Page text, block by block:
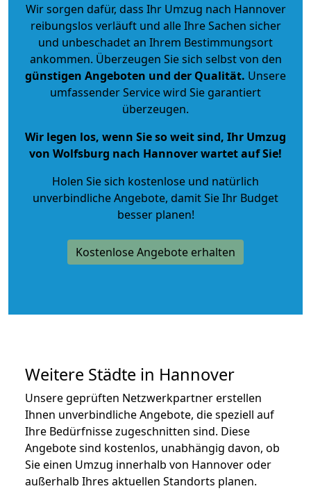
Wir sorgen dafür, dass Ihr Umzug nach Hannover
reibungslos verläuft und alle Ihre Sachen sicher
und unbeschadet an Ihrem Bestimmungsort
ankommen. Überzeugen Sie sich selbst von den
günstigen Angeboten und der Qualität. Unsere
umfassender Service wird Sie garantiert
überzeugen.
Wir legen los, wenn Sie so weit sind, Ihr Umzug
von Wolfsburg nach Hannover wartet auf Sie!
Holen Sie sich kostenlose und natürlich
unverbindliche Angebote, damit Sie Ihr Budget
besser planen!
Kostenlose Angebote erhalten
Weitere Städte in Hannover
Unsere geprüften Netzwerkpartner erstellen
Ihnen unverbindliche Angebote, die speziell auf
Ihre Bedürfnisse zugeschnitten sind. Diese
Angebote sind kostenlos, unabhängig davon, ob
Sie einen Umzug innerhalb von Hannover oder
außerhalb Ihres aktuellen Standorts planen.